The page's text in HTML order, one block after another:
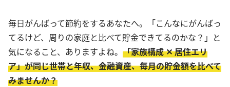
毎日がんばって節約をするあなたへ。「こんなにがんばっ
てるけど、周りの家庭と比べて貯金できてるのかな？」と
気になること、ありますよね。 「家族構成 ✕ 居住エリ
ア」が同じ世帯と年収、金融資産、毎月の貯金額を比べて
みませんか？